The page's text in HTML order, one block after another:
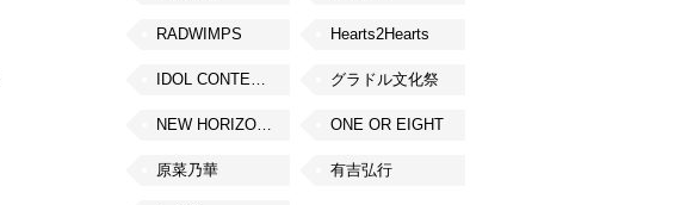
RADWIMPS Hearts2Hearts
IDOL CONTENT EXPO グラドル文化祭
NEW HORIZON FEST ONE OR EIGHT
原菜乃華 有吉弘行